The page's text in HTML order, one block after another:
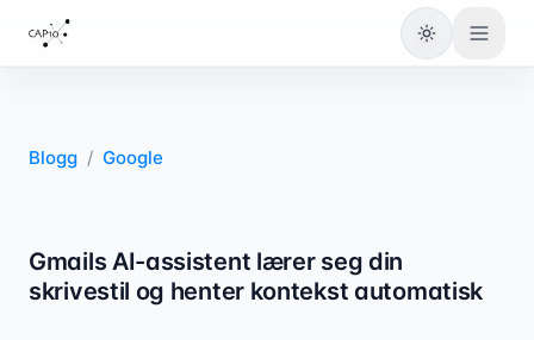
Bytt til lys
Blogg / Google
Gmails AI-assistent lærer seg din
skrivestil og henter kontekst automatisk